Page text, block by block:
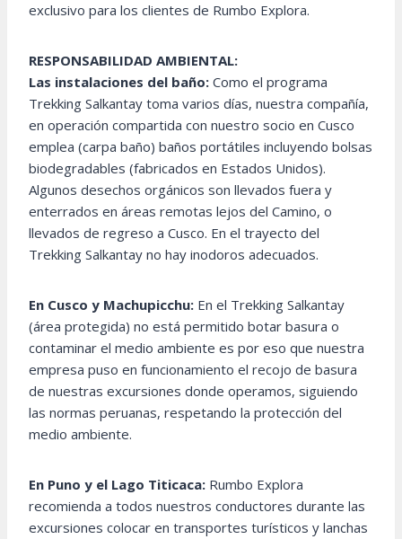
exclusivo para los clientes de Rumbo Explora.
RESPONSABILIDAD AMBIENTAL:
Las instalaciones del baño: Como el programa
Trekking Salkantay toma varios días, nuestra compañía,
en operación compartida con nuestro socio en Cusco
emplea (carpa baño) baños portátiles incluyendo bolsas
biodegradables (fabricados en Estados Unidos).
Algunos desechos orgánicos son llevados fuera y
enterrados en áreas remotas lejos del Camino, o
llevados de regreso a Cusco. En el trayecto del
Trekking Salkantay no hay inodoros adecuados.
En Cusco y Machupicchu: En el Trekking Salkantay
(área protegida) no está permitido botar basura o
contaminar el medio ambiente es por eso que nuestra
empresa puso en funcionamiento el recojo de basura
de nuestras excursiones donde operamos, siguiendo
las normas peruanas, respetando la protección del
medio ambiente.
En Puno y el Lago Titicaca: Rumbo Explora
recomienda a todos nuestros conductores durante las
excursiones colocar en transportes turísticos y lanchas